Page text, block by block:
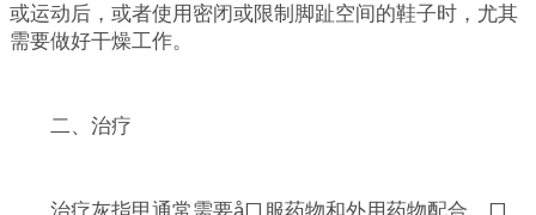
或运动后，或者使用密闭或限制脚趾空间的鞋子时，尤其
需要做好干燥工作。
二、治疗